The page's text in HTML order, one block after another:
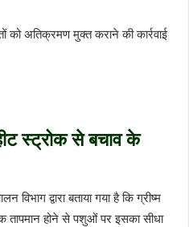
को अतिक्रमण मुक्त कराने की कार्रवाई
स्ट्रोक से बचाव के
द्वारा बताया गया है कि ग्रीष्म
होने से पशुओं पर इसका सीधा